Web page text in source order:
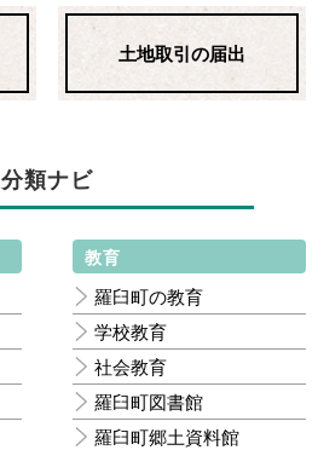
土地取引の届出
分類ナビ
教育
羅臼町の教育
学校教育
社会教育
羅臼町図書館
羅臼町郷土資料館